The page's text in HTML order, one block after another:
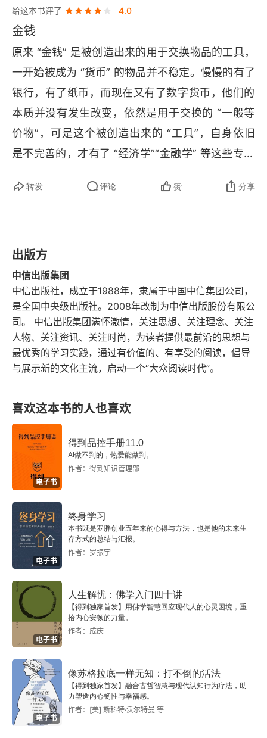
给这本书评了 4.0
金钱
原来 “金钱” 是被创造出来的用于交换物品的工具，
一开始被成为 “货币” 的物品并不稳定。慢慢的有了
银行，有了纸币，而现在又有了数字货币，他们的
本质并没有发生改变，依然是用于交换的 “一般等
价物”，可是这个被创造出来的 “工具”，自身依旧
是不完善的，才有了 “经济学”“金融学” 等这些专门
的读物，但它依然增长了我的知识。感谢作者。
转发 评论 赞 分享
出版方
中信出版集团
中信出版社，成立于1988年，隶属于中国中信集团公司，
是全国中央级出版社。2008年改制为中信出版股份有限公
司。 中信出版集团满怀激情，关注思想、关注理念、关注
人物、关注资讯、关注时尚，为读者提供最前沿的思想与
最优秀的学习实践，通过有价值的、有享受的阅读，倡导
与展示新的文化主流，启动一个“大众阅读时代”。
喜欢这本书的人也喜欢
电子书
得到品控手册11.0
AI做不到的，热爱能做到。
作者：得到知识管理部
电子书
终身学习
本书既是罗胖创业五年来的心得与方法，也是他的未来生
存方式的总结与汇报。
作者：罗振宇
电子书
人生解忧：佛学入门四十讲
【得到独家首发】用佛学智慧回应现代人的心灵困境，重
拾内心安顿的力量。
作者：成庆
电子书
像苏格拉底一样无知：打不倒的活法
【得到独家首发】融合古哲智慧与现代认知行为疗法，助
力塑造内心韧性与幸福感。
作者：[美] 斯科特·沃尔特曼 等